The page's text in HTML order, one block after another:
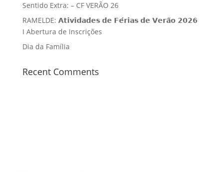
Sentido Extra: – CF VERÃO 26
RAMELDE: 𝗔𝘁𝗶𝘃𝗶𝗱𝗮𝗱𝗲𝘀 𝗱𝗲 𝗙𝗲́𝗿𝗶𝗮𝘀 𝗱𝗲 𝗩𝗲𝗿𝗮̃𝗼 𝟮𝟬𝟮𝟲
I Abertura de Inscrições
Dia da Família
Recent Comments